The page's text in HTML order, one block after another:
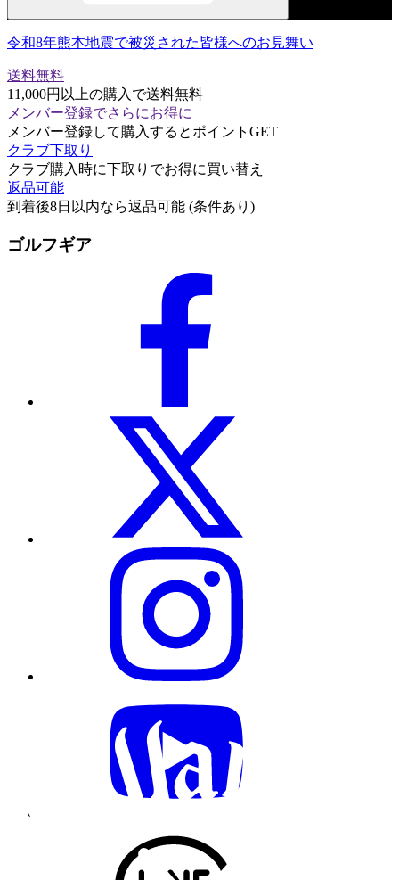
令和8年熊本地震で被災された皆様へのお見舞い
送料無料
11,000円以上の購入で送料無料
メンバー登録でさらにお得に
メンバー登録して購入するとポイントGET
クラブ下取り
クラブ購入時に下取りでお得に買い替え
返品可能
到着後8日以内なら返品可能 (条件あり)
ゴルフギア